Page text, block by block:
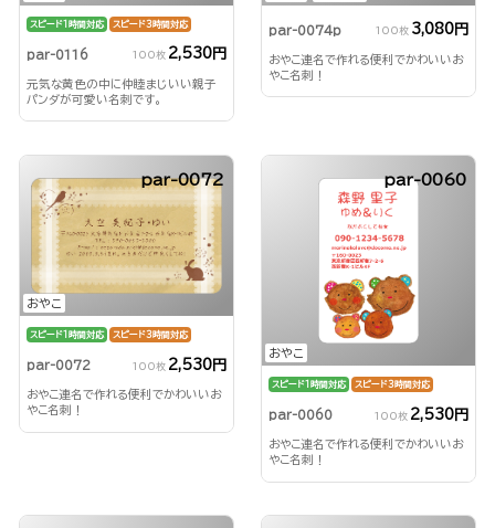
スピード1時間対応 スピード3時間対応
par-0116 100枚 2,530円
元気な黄色の中に仲睦まじいい親子
パンダが可愛い名刺です。
par-0074p 100枚 3,080円
おやこ連名で作れる便利でかわいいお
やこ名刺！
おやこ
par-0072
スピード1時間対応 スピード3時間対応
par-0072 100枚 2,530円
おやこ連名で作れる便利でかわいいお
やこ名刺！
おやこ
par-0060
スピード1時間対応 スピード3時間対応
par-0060 100枚 2,530円
おやこ連名で作れる便利でかわいいお
やこ名刺！